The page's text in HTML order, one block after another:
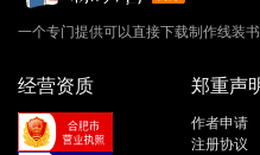
一个专门提供可以直接下载制作线装
经营资质 郑重声
作者申请
注册协议